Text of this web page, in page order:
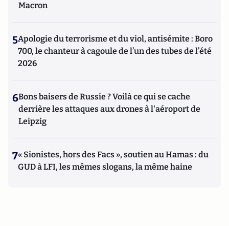
Macron
5Apologie du terrorisme et du viol, antisémite : Boro
700, le chanteur à cagoule de l’un des tubes de l’été
2026
6Bons baisers de Russie ? Voilà ce qui se cache
derrière les attaques aux drones à l'aéroport de
Leipzig
7« Sionistes, hors des Facs », soutien au Hamas : du
GUD à LFI, les mêmes slogans, la même haine